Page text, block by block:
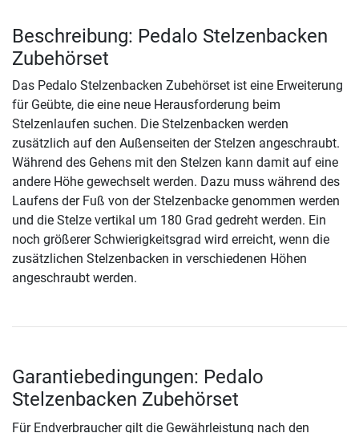
Beschreibung: Pedalo Stelzenbacken
Zubehörset
Das Pedalo Stelzenbacken Zubehörset ist eine Erweiterung
für Geübte, die eine neue Herausforderung beim
Stelzenlaufen suchen. Die Stelzenbacken werden
zusätzlich auf den Außenseiten der Stelzen angeschraubt.
Während des Gehens mit den Stelzen kann damit auf eine
andere Höhe gewechselt werden. Dazu muss während des
Laufens der Fuß von der Stelzenbacke genommen werden
und die Stelze vertikal um 180 Grad gedreht werden. Ein
noch größerer Schwierigkeitsgrad wird erreicht, wenn die
zusätzlichen Stelzenbacken in verschiedenen Höhen
angeschraubt werden.
Garantiebedingungen: Pedalo
Stelzenbacken Zubehörset
Für Endverbraucher gilt die Gewährleistung nach den